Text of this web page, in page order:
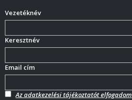
Vezetéknév
Keresztnév
Email cím
Az adatkezelési tájékoztatót elfogadom